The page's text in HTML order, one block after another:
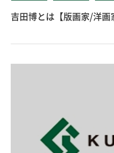
吉田博とは【版画家/洋画